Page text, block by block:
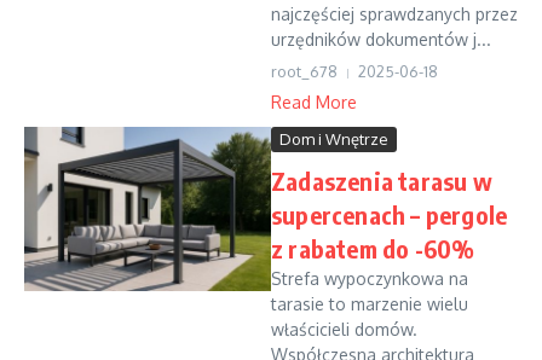
najczęściej sprawdzanych przez
urzędników dokumentów j...
root_678 2025-06-18
Read More
Dom i Wnętrze
Zadaszenia tarasu w
supercenach – pergole
z rabatem do -60%
Strefa wypoczynkowa na
tarasie to marzenie wielu
właścicieli domów.
Współczesna architektura